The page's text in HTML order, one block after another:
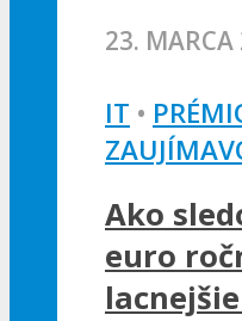
23. MARCA
IT •
Ako
euro